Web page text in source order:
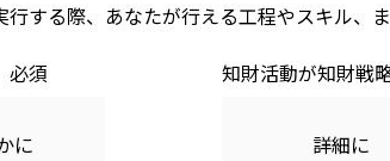
する際、あなたが行える工程やスキル、
に
知財活動が知財戦
詳細に